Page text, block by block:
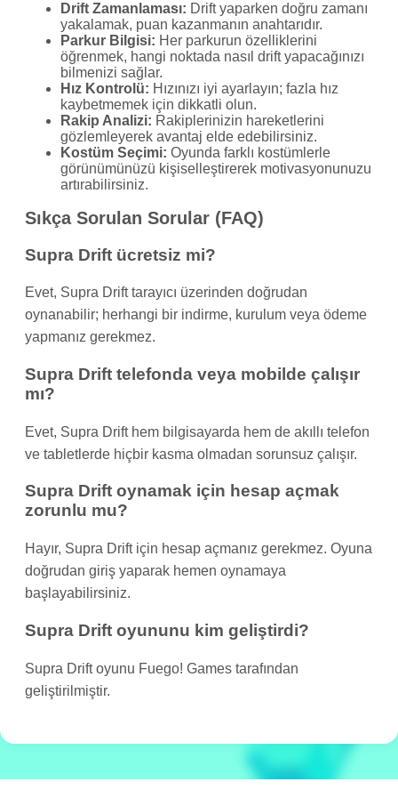
Drift Zamanlaması: Drift yaparken doğru zamanı
yakalamak, puan kazanmanın anahtarıdır.
Parkur Bilgisi: Her parkurun özelliklerini
öğrenmek, hangi noktada nasıl drift yapacağınızı
bilmenizi sağlar.
Hız Kontrolü: Hızınızı iyi ayarlayın; fazla hız
kaybetmemek için dikkatli olun.
Rakip Analizi: Rakiplerinizin hareketlerini
gözlemleyerek avantaj elde edebilirsiniz.
Kostüm Seçimi: Oyunda farklı kostümlerle
görünümünüzü kişiselleştirerek motivasyonunuzu
artırabilirsiniz.
Sıkça Sorulan Sorular (FAQ)
Supra Drift ücretsiz mi?
Evet, Supra Drift tarayıcı üzerinden doğrudan
oynanabilir; herhangi bir indirme, kurulum veya ödeme
yapmanız gerekmez.
Supra Drift telefonda veya mobilde çalışır
mı?
Evet, Supra Drift hem bilgisayarda hem de akıllı telefon
ve tabletlerde hiçbir kasma olmadan sorunsuz çalışır.
Supra Drift oynamak için hesap açmak
zorunlu mu?
Hayır, Supra Drift için hesap açmanız gerekmez. Oyuna
doğrudan giriş yaparak hemen oynamaya
başlayabilirsiniz.
Supra Drift oyununu kim geliştirdi?
Supra Drift oyunu Fuego! Games tarafından
geliştirilmiştir.